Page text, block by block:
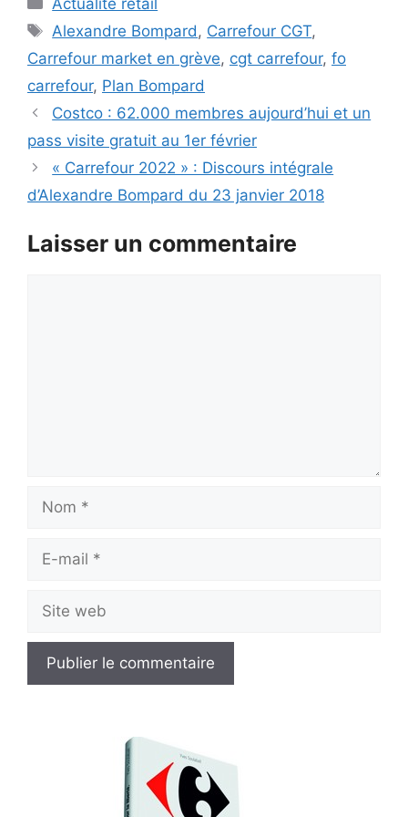
Étiquettes
Alexandre Bompard , Carrefour CGT,
Carrefour market en grève, cgt carrefour, fo
carrefour, Plan Bompard
Costco : 62.000 membres aujourd’hui et un
pass visite gratuit au 1er février
« Carrefour 2022 » : Discours intégrale
d’Alexandre Bompard du 23 janvier 2018
Laisser un commentaire
Nom
Site
web